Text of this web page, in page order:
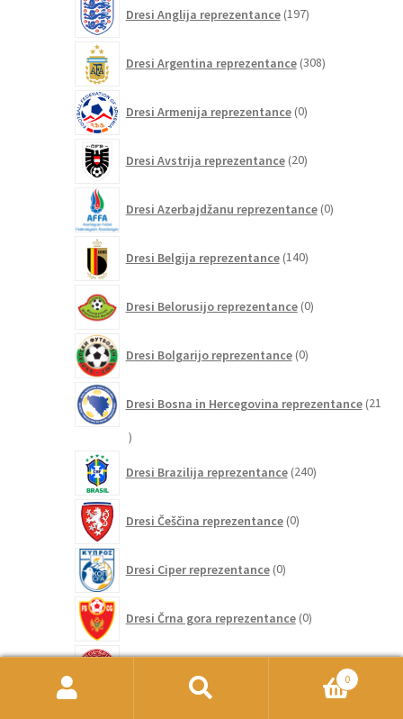
Dresi Anglija reprezentance 197izdelkov
Dresi Argentina reprezentance 308izdelkov
Dresi Armenija reprezentance 0izdelkov
Dresi Avstrija reprezentance 20izdelkov
Dresi Azerbajdžanu reprezentance 0izdelkov
Dresi Belgija reprezentance 140izdelkov
Dresi Belorusijo reprezentance 0izdelkov
Dresi Bolgarijo reprezentance 0izdelkov
Dresi Bosna in Hercegovina reprezentance 21
21
Dresi Brazilija reprezentance 240izdelkov
Dresi Češčina reprezentance 0izdelkov
Dresi Ciper reprezentance 0izdelkov
Dresi Črna gora reprezentance 0izdelkov
32
izdelkov0